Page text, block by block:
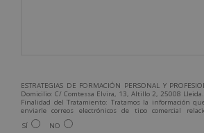
ESTRATEGIAS DE FORMACIÓN PERSONAL Y
Domicilio: C/ Comtessa Elvira, 13, Altillo 2, 25008 Lleida.
Finalidad del Tratamiento: Tratamos la información
enviarle correos electrónicos de tipo comercial
ofrecidos y otros tipo de productos que fueran de su
Legitimación del tratamiento: Consentimiento del
SÍ NO